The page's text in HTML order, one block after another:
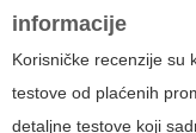
informacije
Korisničke recenzije su
testove od plaćenih
detaljne testove koji